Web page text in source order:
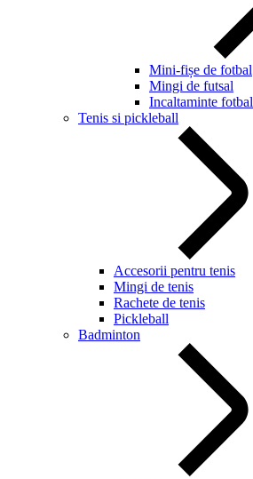
Mini-fișe de fotbal
Mingi de futsal
Incaltaminte fotbal
Tenis si pickleball
Accesorii pentru tenis
Mingi de tenis
Rachete de tenis
Pickleball
Badminton